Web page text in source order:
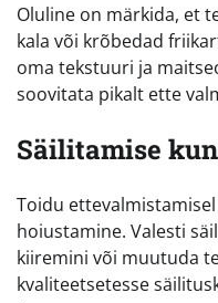
Oluline on märkida, et
kala või krõbedad
oma tekstuuri ja
soovitata pikalt ette
Säilitamise
Toidu
hoiustamine. Valesti
kiiremini või muutuda
kvaliteetsetesse